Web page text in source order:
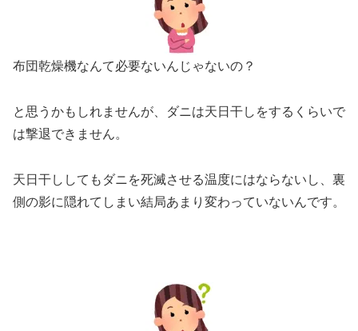
布団乾燥機なんて必要ないんじゃないの？
と思うかもしれませんが、ダニは天日干しをするくらいで
は撃退できません。
天日干ししてもダニを死滅させる温度にはならないし、裏
側の影に隠れてしまい結局あまり変わっていないんです。